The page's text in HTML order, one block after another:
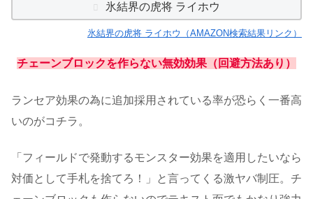
氷結界の虎将 ライホウ
氷結界の虎将 ライホウ（AMAZON検索結果リンク）
チェーンブロックを作らない無効効果（回避方法あり）
ランセア効果の為に追加採用されている率が恐らく一番高
いのがコチラ。
「フィールドで発動するモンスター効果を適用したいなら
対価として手札を捨てろ！」と言ってくる激ヤバ制圧。チ